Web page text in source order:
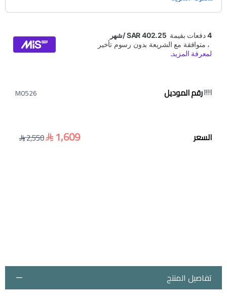
رقم الموديل M0526
السعر 1,609
2,550
تفاصيل المنتج